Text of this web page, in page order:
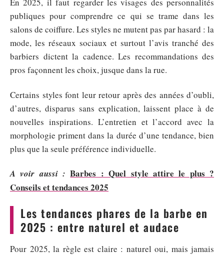
publiques pour comprendre ce qui se trame dans les
salons de coiffure. Les styles ne mutent pas par hasard : la
mode, les réseaux sociaux et surtout l’avis tranché des
barbiers dictent la cadence. Les recommandations des
pros façonnent les choix, jusque dans la rue.
Certains styles font leur retour après des années d’oubli,
d’autres, disparus sans explication, laissent place à de
nouvelles inspirations. L’entretien et l’accord avec la
morphologie priment dans la durée d’une tendance, bien
plus que la seule préférence individuelle.
A voir aussi : Barbes : Quel style attire le plus ?
Conseils et tendances 2025
Les tendances phares de la barbe en
2025 : entre naturel et audace
Pour 2025, la règle est claire : naturel oui, mais jamais